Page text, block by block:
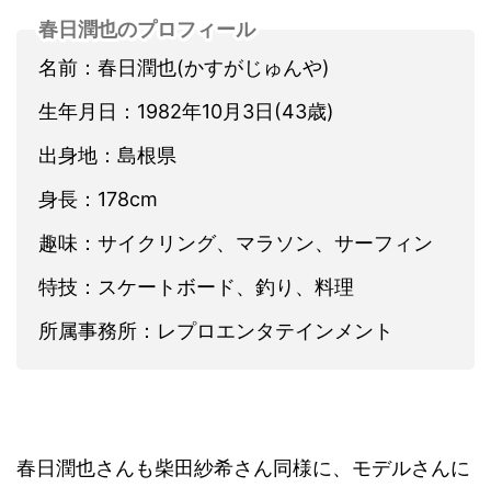
春日潤也のプロフィール
名前：春日潤也(かすがじゅんや)
生年月日：1982年10月3日(43歳)
出身地：島根県
身長：178cm
趣味：サイクリング、マラソン、サーフィン
特技：スケートボード、釣り、料理
所属事務所：レプロエンタテインメント
春日潤也さんも柴田紗希さん同様に、モデルさんに